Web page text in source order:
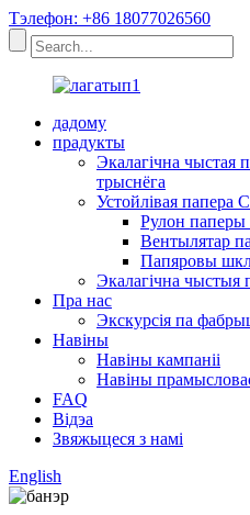
Тэлефон: +86 18077026560
дадому
прадукты
Экалагічна чыстая
трыснёга
Устойлівая папера
Рулон
Вентылятар
Папяровы
Экалагічна чыстыя
Пра нас
Экскурсія па
Навіны
Навіны кампаніі
Навіны
FAQ
Відэа
Звяжыцеся з намі
English